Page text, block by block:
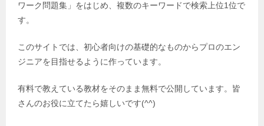
ワーク問題集」をはじめ、複数のキーワードで検索上位1位で
す。
このサイトでは、初心者向けの基礎的なものからプロのエン
ジニアを目指せるように作っています。
有料で教えている教材をそのまま無料で公開しています。皆
さんのお役に立てたら嬉しいです(^^)